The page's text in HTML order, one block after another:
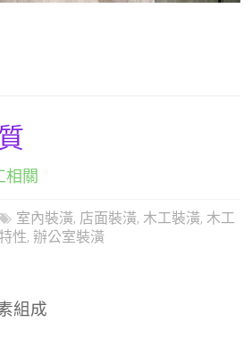
相關
室內裝潢, 店面裝潢, 木工裝潢, 木工
性,辦公室裝潢
組成